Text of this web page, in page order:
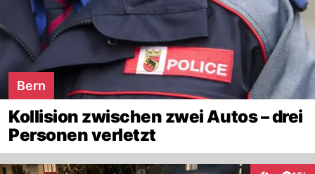
Bern
Kollision zwischen zwei Autos – drei
Personen verletzt